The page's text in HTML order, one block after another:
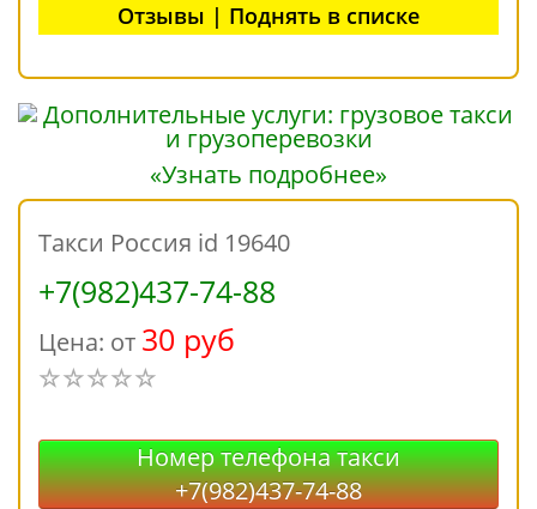
Отзывы | Поднять в списке
«Узнать подробнее»
Такси Россия id 19640
+7(982)437-74-88
Цена: от 30 руб
Номер телефона такси
+7(982)437-74-88